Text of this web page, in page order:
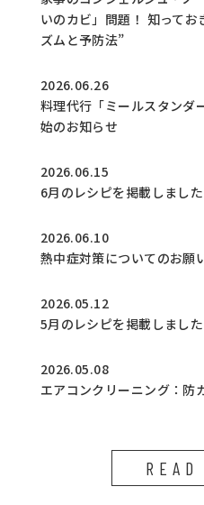
いのカビ」問題！ 知って
ズムと予防法”
2026.06.26
料理代行「ミールスタンダ
始のお知らせ
2026.06.15
6月のレシピを掲載しました
2026.06.10
熱中症対策についてのお願
2026.05.12
5月のレシピを掲載しました
2026.05.08
エアコンクリーニング：防
READ